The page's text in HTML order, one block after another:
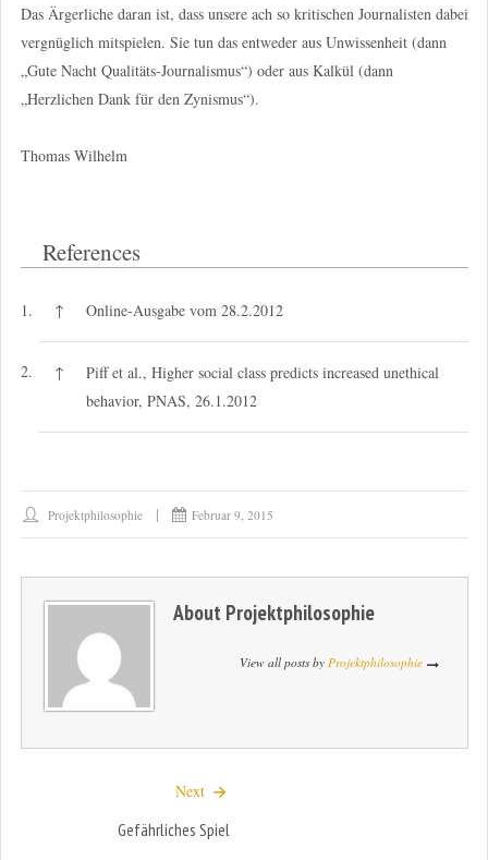
Das Ärgerliche daran ist, dass unsere ach so kritischen Journalisten dabei
vergnüglich mitspielen. Sie tun das entweder aus Unwissenheit (dann
„Gute Nacht Qualitäts-Journalismus“) oder aus Kalkül (dann
„Herzlichen Dank für den Zynismus“).
Thomas Wilhelm
References
1. ↑ Online-Ausgabe vom 28.2.2012
2. ↑
Piff et al., Higher social class predicts increased unethical
behavior, PNAS, 26.1.2012
Projektphilosophie Februar 9, 2015
About Projektphilosophie
View all posts by Projektphilosophie
Next
Gefährliches Spiel